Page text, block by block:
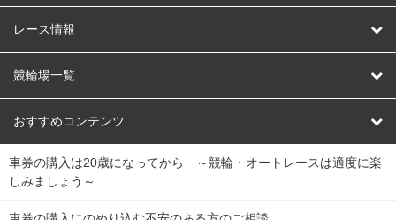
競輪
オートレース
競輪くじ
Dokanto!
チャリロトプラザ
レース情報
レース予想
レース結果
キャリーオーバー一覧
競輪場一覧
北日本 函館競輪場
関
東
弥彦競輪場 前橋競輪場 取手競輪場 宇都宮競輪場
おすすめコンテンツ
競輪選手情報
Perfecta Navi
車券の購入は20歳になってから ～競輪・オートレースは適度に楽
しみましょう～